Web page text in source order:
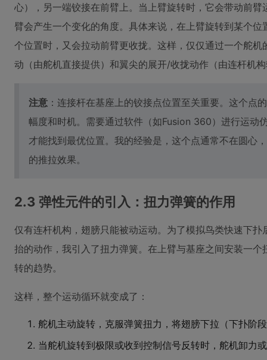
心），另一端铰接在前臂上。当上臂旋转时，它会带动前
臂会产生一个变化的角度。具体来说，在上臂旋转到某个
个位置时，又会拉动前臂更收拢。这样，仅仅通过一个舵
动（由舵机直接提供）和翼尖的展开/收拢动作（由连杆机
注意 ：连接杆在基座上的铰接点位置至关重要。这个点
幅度和时机。需要通过软件（如Fusion 360）进行运动
才能找到最优位置。我的经验是，这个点通常不在圆心
的推拉效果。
2.3 弹性元件的引入：扭力弹簧的作用
仅有连杆机构，翅膀只能被动运动。为了模拟鸟类快速下
抬的动作，我引入了扭力弹簧。在上臂与基座之间安装一个
转的趋势。
这样，整个运动循环就变成了：
舵机主动旋转，克服弹簧扭力，将翅膀下拉（下扑阶
当舵机旋转到极限或收到控制信号反转时，舵机卸力